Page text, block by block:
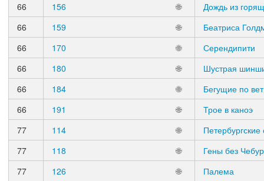
66
156 🌐
Дождь из
66
159 🌐
Беатриса
66
170 🌐
Серендипити
66
180 🌐
Шустрая
66
184 🌐
Бегущие по
66
191 🌐
Трое в каноэ
77
114 🌐
Петербургские
77
118 🌐
Гены без
77
126 🌐 Палема